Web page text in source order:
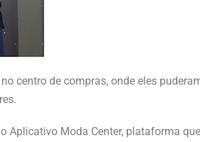
centro de compras, onde eles
Aplicativo Moda Center, plataforma